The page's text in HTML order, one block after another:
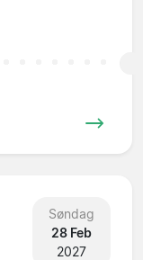
Søndag
28 Feb
2027